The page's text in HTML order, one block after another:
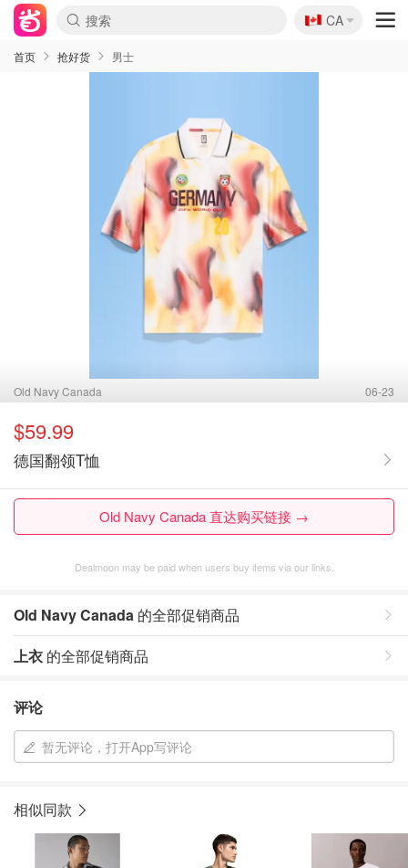
🇨🇦
CA
首页 抢好货 男士
Old Navy Canada 06-23
$59.99
德国翻领T恤
Old Navy Canada 直达购买链接 →
Dealmoon may be paid when users buy items via our links.
Old Navy Canada 的全部促销商品
上衣 的全部促销商品
评论
暂无评论，打开App写评论
相似同款